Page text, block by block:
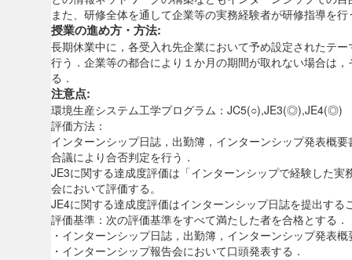
また、研修全体を通して企業等の実務経験者が研修指導を行
授業の進め方・方法:
長期休業中に，各受入れ先企業において予め設定されたテ
行う．企業等の都合により１か月の期間が取れない場合は
る．
注意点:
環境生産システム工学プログラム：JC5(○),JE3(◎),JE4(◎)
評価方法：
インターンシップ日誌，出勤簿，インターンシップ発表概
合議により合否判定を行う．
JE3に関する達成度評価は「インターンシップで経験した
会において評価する。
JE4に関する達成度評価はインターンシップ日誌を提出する
評価基準：次の評価基準をすべて満たした者を合格とする．
・インターンシップ日誌，出勤簿，インターンシップ発表
・インターンシップ報告会において口頭発表する．